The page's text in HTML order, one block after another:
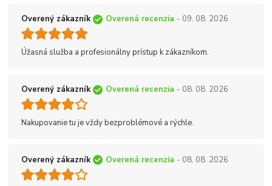
Overený zákazník Overená recenzia - 09. 08. 2026
Úžasná služba a profesionálny prístup k zákazníkom.
Overený zákazník Overená recenzia - 08. 08. 2026
Nakupovanie tu je vždy bezproblémové a rýchle.
Overený zákazník Overená recenzia - 08. 08. 2026